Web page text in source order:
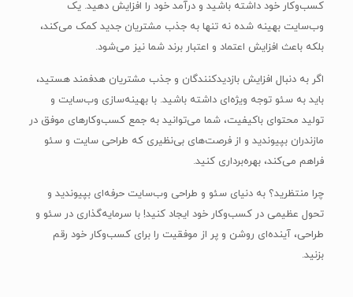
کسب‌وکار خود داشته باشید و درآمد خود را افزایش دهید. یک
وب‌سایت بهینه شده نه تنها به جذب مشتریان جدید کمک می‌کند،
بلکه باعث افزایش اعتماد و اعتبار برند شما نیز می‌شود.
اگر به دنبال افزایش بازدیدکنندگان و جذب مشتریان هدفمند هستید،
باید به سئو توجه ویژه‌ای داشته باشید. با بهینه‌سازی وب‌سایت و
تولید محتوای باکیفیت، شما می‌توانید به جمع کسب‌وکارهای موفق در
مازندران بپیوندید و از فرصت‌های بی‌نظیری که طراحی سایت و سئو
فراهم می‌کند، بهره‌برداری کنید.
چرا منتظرید؟ به دنیای سئو و طراحی وب‌سایت حرفه‌ای بپیوندید و
تحول عظیمی در کسب‌وکار خود ایجاد کنید! با سرمایه‌گذاری در سئو و
طراحی، آینده‌ای روشن و پر از موفقیت را برای کسب‌وکار خود رقم
بزنید.